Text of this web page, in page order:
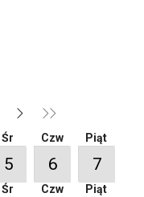
Śr
5
Czw
6
Piąt
7
Śr Czw Piąt